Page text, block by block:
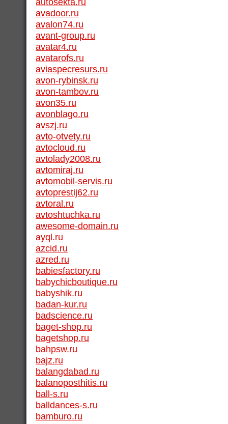
avadoor.ru
avalon74.ru
avant-group.ru
avatar4.ru
avatarofs.ru
aviaspecresurs.ru
avon-rybinsk.ru
avon-tambov.ru
avon35.ru
avonblago.ru
avszj.ru
avto-otvety.ru
avtocloud.ru
avtolady2008.ru
avtomiraj.ru
avtomobil-servis.ru
avtoprestij62.ru
avtoral.ru
avtoshtuchka.ru
awesome-domain.ru
ayql.ru
azcid.ru
azred.ru
babiesfactory.ru
babychicboutique.ru
babyshik.ru
badan-kur.ru
badscience.ru
baget-shop.ru
bagetshop.ru
bahpsw.ru
bajz.ru
balangdabad.ru
balanoposthitis.ru
ball-s.ru
balldances-s.ru
bamburo.ru